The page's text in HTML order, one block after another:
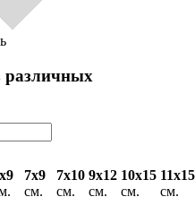
различных
7х9
см.
7х10
см.
9х12
см.
10х15
см.
11х15
см.